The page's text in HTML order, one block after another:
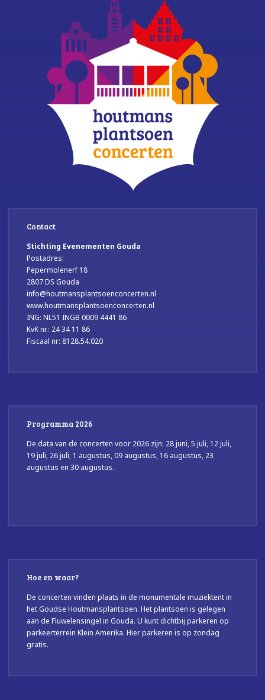
Contact
Stichting Evenementen Gouda
Postadres:
Pepermolenerf 18
2807 DS Gouda
info@houtmansplantsoenconcerten.nl
www.houtmansplantsoenconcerten.nl
ING: NL51 INGB 0009 4441 86
KvK nr.: 24 34 11 86
Fiscaal nr: 8128.54.020
Programma 2026
De data van de concerten voor 2026 zijn: 28 juni, 5 juli, 12 juli,
19 juli, 26 juli, 1 augustus, 09 augustus, 16 augustus, 23
augustus en 30 augustus.
Hoe en waar?
De concerten vinden plaats in de monumentale muziektent in
het Goudse Houtmansplantsoen. Het plantsoen is gelegen
aan de Fluwelensingel in Gouda. U kunt dichtbij parkeren op
parkeerterrein Klein Amerika. Hier parkeren is op zondag
gratis.